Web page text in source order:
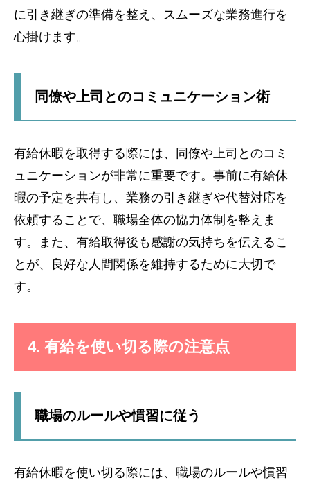
に引き継ぎの準備を整え、スムーズな業務進行を
心掛けます。
同僚や上司とのコミュニケーション術
有給休暇を取得する際には、同僚や上司とのコミ
ュニケーションが非常に重要です。事前に有給休
暇の予定を共有し、業務の引き継ぎや代替対応を
依頼することで、職場全体の協力体制を整えま
す。また、有給取得後も感謝の気持ちを伝えるこ
とが、良好な人間関係を維持するために大切で
す。
4. 有給を使い切る際の注意点
職場のルールや慣習に従う
有給休暇を使い切る際には、職場のルールや慣習